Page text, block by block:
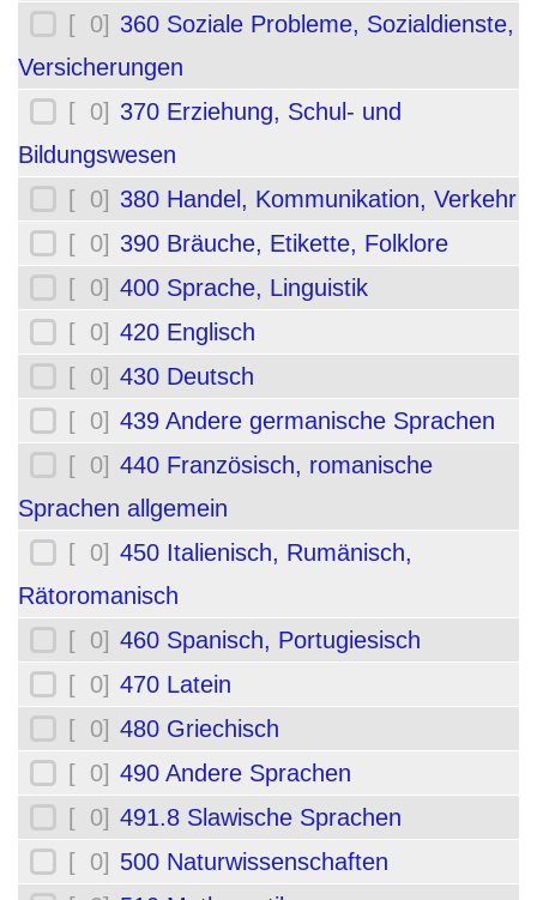
[ 0] 360 Soziale Probleme, Sozialdienste,
Versicherungen
[ 0] 370 Erziehung, Schul- und
Bildungswesen
[ 0] 380 Handel, Kommunikation, Verkehr
[ 0] 390 Bräuche, Etikette, Folklore
[ 0] 400 Sprache, Linguistik
[ 0] 420 Englisch
[ 0] 430 Deutsch
[ 0] 439 Andere germanische Sprachen
[ 0] 440 Französisch, romanische
Sprachen allgemein
[ 0] 450 Italienisch, Rumänisch,
Rätoromanisch
[ 0] 460 Spanisch, Portugiesisch
[ 0] 470 Latein
[ 0] 480 Griechisch
[ 0] 490 Andere Sprachen
[ 0] 491.8 Slawische Sprachen
[ 0] 500 Naturwissenschaften